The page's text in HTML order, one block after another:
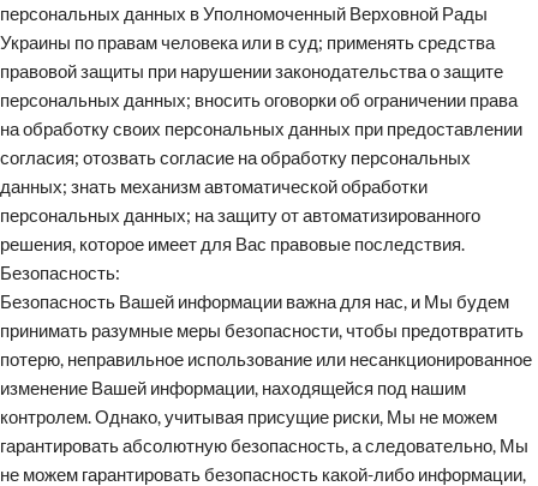
персональных данных в Уполномоченный Верховной Рады
Украины по правам человека или в суд; применять средства
правовой защиты при нарушении законодательства о защите
персональных данных; вносить оговорки об ограничении права
на обработку своих персональных данных при предоставлении
согласия; отозвать согласие на обработку персональных
данных; знать механизм автоматической обработки
персональных данных; на защиту от автоматизированного
решения, которое имеет для Вас правовые последствия.
Безопасность:
Безопасность Вашей информации важна для нас, и Мы будем
принимать разумные меры безопасности, чтобы предотвратить
потерю, неправильное использование или несанкционированное
изменение Вашей информации, находящейся под нашим
контролем. Однако, учитывая присущие риски, Мы не можем
гарантировать абсолютную безопасность, а следовательно, Мы
не можем гарантировать безопасность какой-либо информации,